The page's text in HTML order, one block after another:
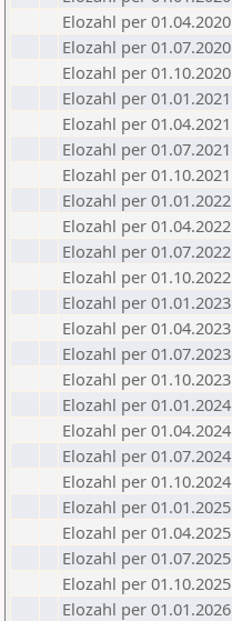
Elozahl per 01.04.2020
Elozahl per 01.07.2020
Elozahl per 01.10.2020
Elozahl per 01.01.2021
Elozahl per 01.04.2021
Elozahl per 01.07.2021
Elozahl per 01.10.2021
Elozahl per 01.01.2022
Elozahl per 01.04.2022
Elozahl per 01.07.2022
Elozahl per 01.10.2022
Elozahl per 01.01.2023
Elozahl per 01.04.2023
Elozahl per 01.07.2023
Elozahl per 01.10.2023
Elozahl per 01.01.2024
Elozahl per 01.04.2024
Elozahl per 01.07.2024
Elozahl per 01.10.2024
Elozahl per 01.01.2025
Elozahl per 01.04.2025
Elozahl per 01.07.2025
Elozahl per 01.10.2025
Elozahl per 01.01.2026